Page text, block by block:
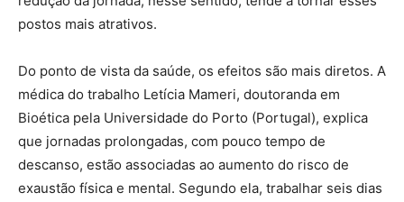
postos mais atrativos.
Do ponto de vista da saúde, os efeitos são mais diretos. A
médica do trabalho Letícia Mameri, doutoranda em
Bioética pela Universidade do Porto (Portugal), explica
que jornadas prolongadas, com pouco tempo de
descanso, estão associadas ao aumento do risco de
exaustão física e mental. Segundo ela, trabalhar seis dias